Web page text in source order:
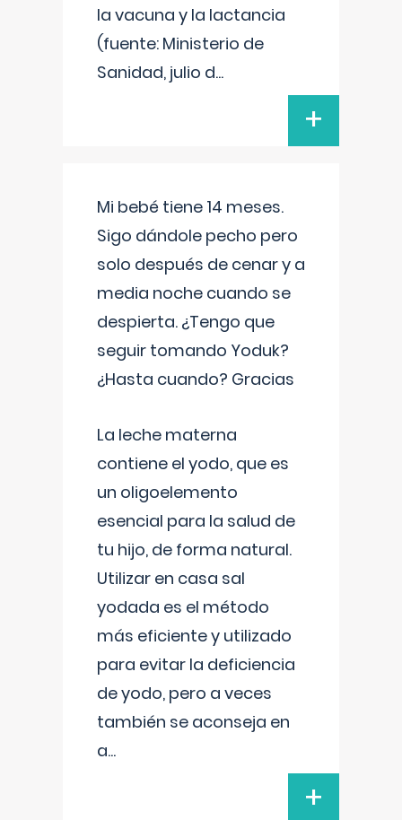
la vacuna y la lactancia
(fuente: Ministerio de
Sanidad, julio d...
+
Mi bebé tiene 14 meses.
Sigo dándole pecho pero
solo después de cenar y a
media noche cuando se
despierta. ¿Tengo que
seguir tomando Yoduk?
¿Hasta cuando? Gracias
La leche materna
contiene el yodo, que es
un oligoelemento
esencial para la salud de
tu hijo, de forma natural.
Utilizar en casa sal
yodada es el método
más eficiente y utilizado
para evitar la deficiencia
de yodo, pero a veces
también se aconseja en
a...
+